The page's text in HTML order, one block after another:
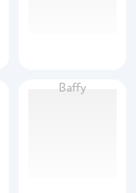
Baffy